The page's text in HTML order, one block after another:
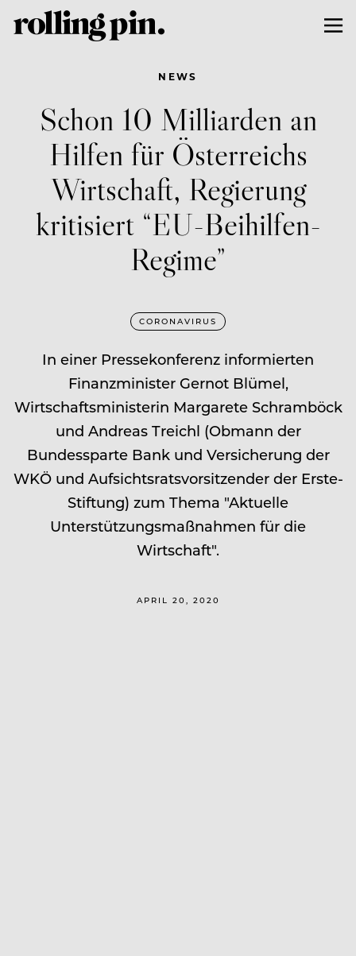
NEWS
Schon 10 Milliarden an
Hilfen für Österreichs
Wirtschaft, Regierung
kritisiert “EU-Beihilfen-
Regime”
CORONAVIRUS
In einer Pressekonferenz informierten
Finanzminister Gernot Blümel,
Wirtschaftsministerin Margarete Schramböck
und Andreas Treichl (Obmann der
Bundessparte Bank und Versicherung der
WKÖ und Aufsichtsratsvorsitzender der Erste-
Stiftung) zum Thema "Aktuelle
Unterstützungsmaßnahmen für die
Wirtschaft".
APRIL 20, 2020